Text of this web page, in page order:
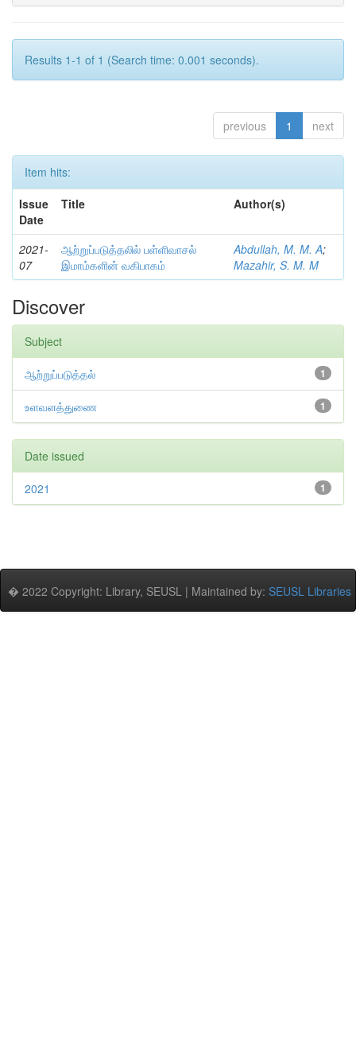
Results 1-1 of 1 (Search time: 0.001 seconds).
previous 1 next
Item hits:
Issue
Date
Title Author(s)
2021-
07
ஆற்றுப்படுத்தலில் பள்ளிவாசல்
இமாம்களின் வகிபாகம்
Abdullah, M. M. A;
Mazahir, S. M. M
Discover
Subject
1
ஆற்றுப்படுத்தல்
1
உளவளத்துணை
Date issued
1
2021
� 2022 Copyright: Library, SEUSL | Maintained by: SEUSL Libraries